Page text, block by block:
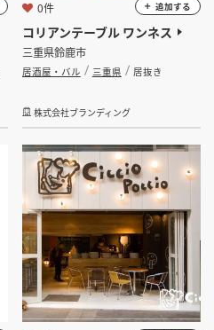
コリアンテーブル ワンネス
三重県鈴鹿市
居酒屋・バル 三重県 居抜き
株式会社ブランディング
0件 追加する